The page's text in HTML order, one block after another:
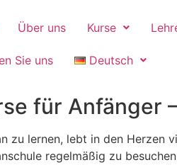
Über uns Kurse
Sie uns Deutsch
für Anfänger
zu lernen, lebt in den
regelmäßig zu